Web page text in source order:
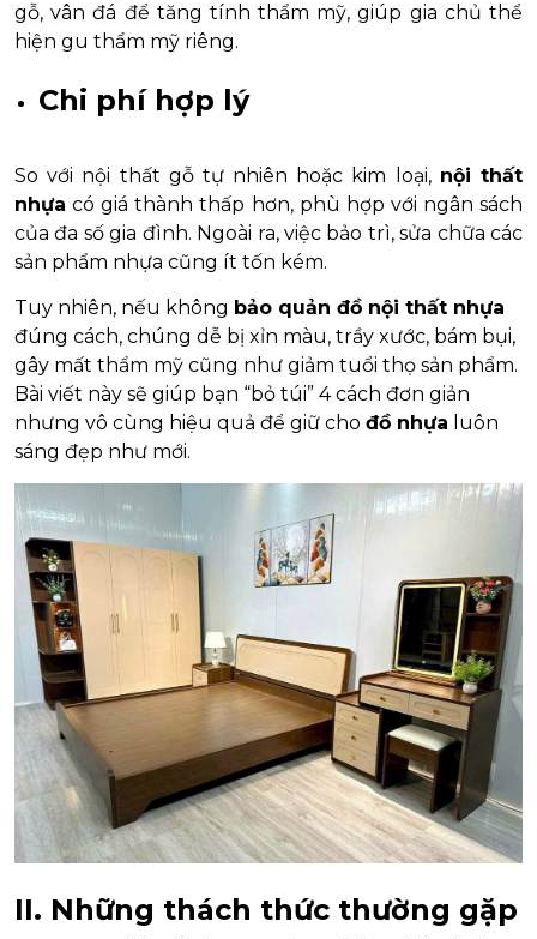
gỗ, vân đá để tăng tính thẩm mỹ, giúp gia chủ thể
hiện gu thẩm mỹ riêng.
Chi phí hợp lý
So với nội thất gỗ tự nhiên hoặc kim loại, nội thất
nhựa có giá thành thấp hơn, phù hợp với ngân sách
của đa số gia đình. Ngoài ra, việc bảo trì, sửa chữa các
sản phẩm nhựa cũng ít tốn kém.
Tuy nhiên, nếu không bảo quản đồ nội thất nhựa
đúng cách, chúng dễ bị xỉn màu, trầy xước, bám bụi,
gây mất thẩm mỹ cũng như giảm tuổi thọ sản phẩm.
Bài viết này sẽ giúp bạn “bỏ túi” 4 cách đơn giản
nhưng vô cùng hiệu quả để giữ cho đồ nhựa luôn
sáng đẹp như mới.
II. Những thách thức thường gặp